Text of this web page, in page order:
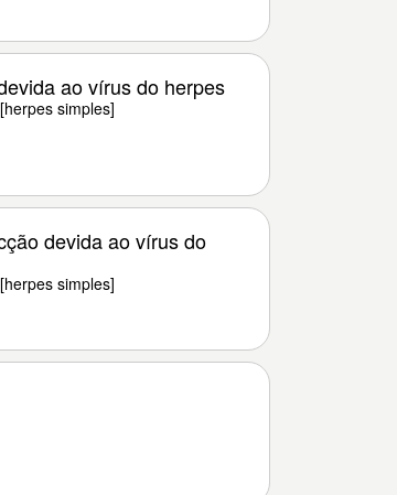
ao vírus do herpes
simples]
devida ao vírus do
simples]